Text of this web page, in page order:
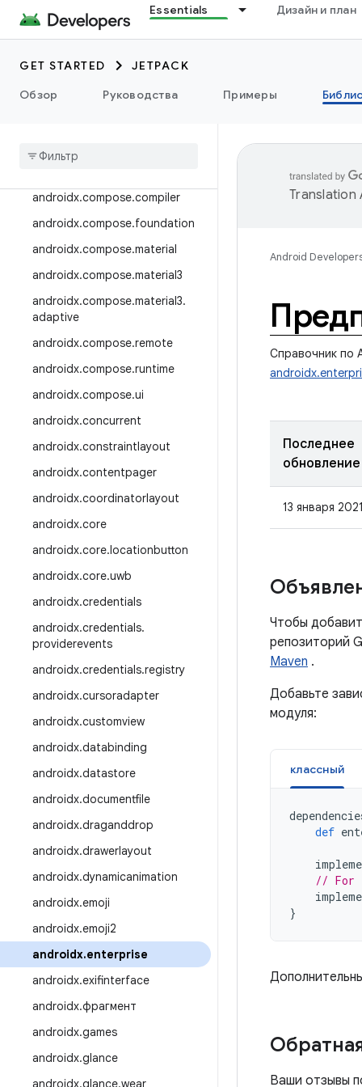
Essentials Дизайн и план
GET STARTED
JETPACK
Обзор
Руководства Примеры
androidx.camera.viewfinder
androidx.car
androidx.car.app
androidx.cardview
androidx.compose.compiler
androidx.compose.foundation
androidx.compose.material
androidx.compose.material3
androidx.compose.material3.
adaptive
androidx.compose.remote
androidx.compose.runtime
androidx.compose.ui
androidx.concurrent
androidx.constraintlayout
androidx.contentpager
androidx.coordinatorlayout
androidx.core
androidx.core.locationbutton
androidx.core.uwb
androidx.credentials
androidx.credentials.
providerevents
androidx.credentials.registry
androidx.cursoradapter
androidx.customview
androidx.databinding
androidx.datastore
androidx.documentfile
androidx.draganddrop
androidx.drawerlayout
androidx.dynamicanimation
androidx.emoji
androidx.emoji2
androidx.enterprise
androidx.exifinterface
androidx.фрагмент
androidx.games
androidx.glance
androidx.glance.wear
Translation
Android
Справочник по
Последнее
обновление
13 января
Чтобы
репозиторий
Maven .
Добавьте
модуля:
классный
def
// For
}
Ваши отзывы